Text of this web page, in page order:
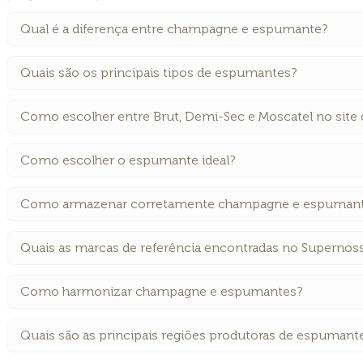
Qual é a diferença entre champagne e espumante?
Quais são os principais tipos de espumantes?
Como escolher entre Brut, Demi-Sec e Moscatel no site
Como escolher o espumante ideal?
Como armazenar corretamente champagne e
Quais as marcas de referência encontradas no
Como harmonizar champagne e espumantes?
Quais são as principais regiões produtoras de